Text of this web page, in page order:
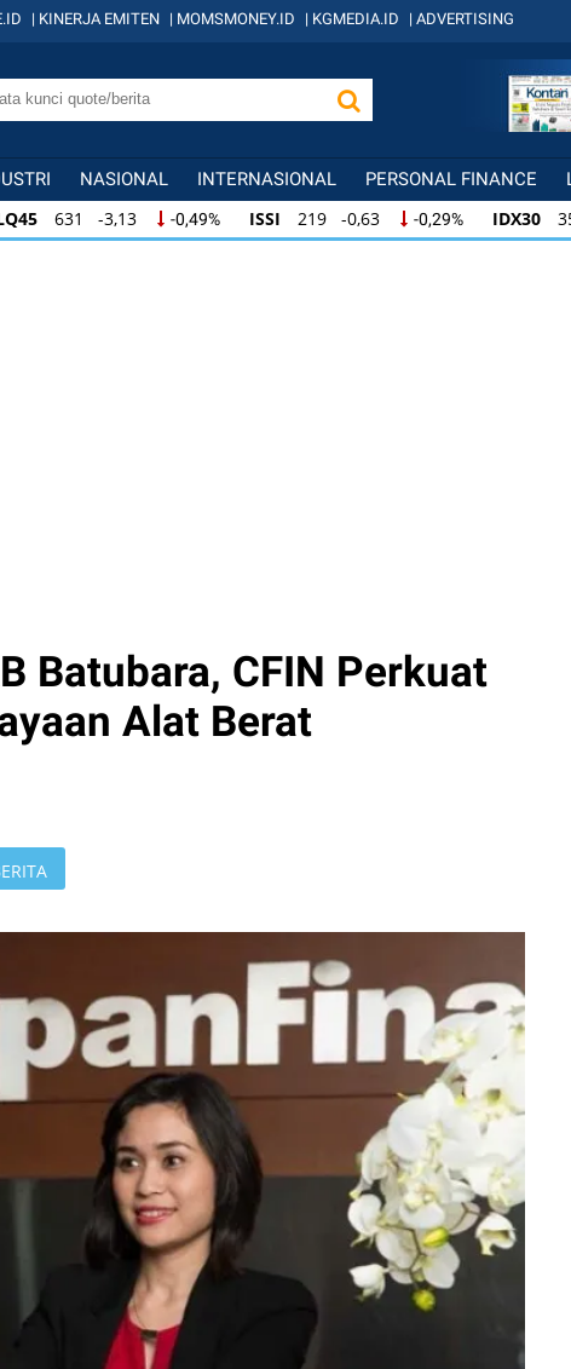
| KINERJA EMITEN | MOMSMONEY.ID | KGMEDIA.ID | ADVERTISING
NASIONAL INTERNASIONAL PERSONAL FINANCE
631 -3,13 -0,49% ISSI 219 -0,63 -0,29% IDX30
631 -3,13 -0,49% ISSI 219 -0,63 -0,29% IDX30
Batubara, CFIN Perkuat
Alat Berat